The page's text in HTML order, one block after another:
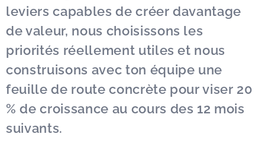
leviers capables de créer davantage
de valeur, nous choisissons les
priorités réellement utiles et nous
construisons avec ton équipe une
feuille de route concrète pour viser 20
% de croissance au cours des 12 mois
suivants.